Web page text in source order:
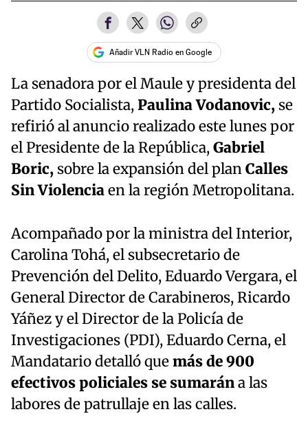
Añadir VLN Radio en Google
La senadora por el Maule y presidenta del
Partido Socialista,Paulina Vodanovic, se
refirió al anuncio realizado este lunes por
el Presidente de la República,Gabriel
Boric, sobre la expansión del planCalles
Sin Violenciaen la región Metropolitana.
Acompañado por la ministra del Interior,
Carolina Tohá, el subsecretario de
Prevención del Delito, Eduardo Vergara, el
General Director de Carabineros, Ricardo
Yáñez y el Director de la Policía de
Investigaciones (PDI), Eduardo Cerna, el
Mandatario detalló quemás de 900
efectivos policiales se sumarána las
labores de patrullaje en las calles.